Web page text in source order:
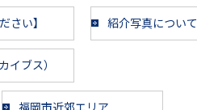
さい】 紹介写真について
ブス）
福岡市近郊エリア